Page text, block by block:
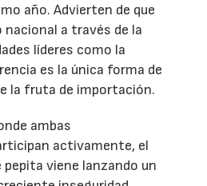
año. Advierten de que
nacional a través de la
líderes como la
es la única forma de
la fruta de importación.
ambas
activamente, el
viene lanzando un